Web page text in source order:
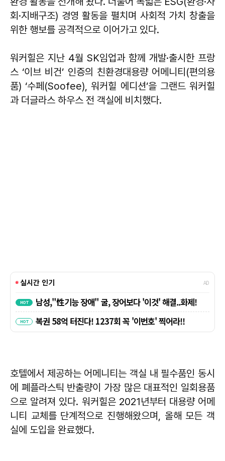
회·지배구조) 경영 활동을 펼치며 사회적 가치 창출을
위한 행보를 공격적으로 이어가고 있다.
워커힐은 지난 4월 SK임업과 함께 개발·출시한 프랑
스 ‘이브 비건’ 인증의 친환경대용량 어메니티(편의용
품) ‘수페(Soofee), 워커힐 에디션’을 그랜드 워커힐
과 더글라스 하우스 전 객실에 비치했다.
호텔에서 제공하는 어메니티는 객실 내 필수품인 동시
에 폐플라스틱 반출량이 가장 많은 대표적인 일회용품
으로 알려져 있다. 워커힐은 2021년부터 대용량 어메
니티 교체를 단계적으로 진행해왔으며, 올해 모든 객
실에 도입을 완료했다.